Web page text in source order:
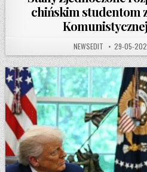
chińskim studentom
AUTHOR:
NEWSEDIT 29-05-